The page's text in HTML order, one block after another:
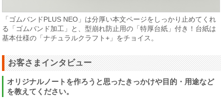
「ゴムバンドPLUS NEO」は分厚い本文ページをしっかり止めてくれ
る「ゴムバンド加工」と、型崩れ防止用の「特厚台紙」付き！台紙は
基本仕様の「ナチュラルクラフト+」をチョイス。
お客さまインタビュー
オリジナルノートを作ろうと思ったきっかけや目的・用途など
を教えてください。